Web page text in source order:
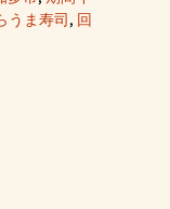
うま寿司, 回